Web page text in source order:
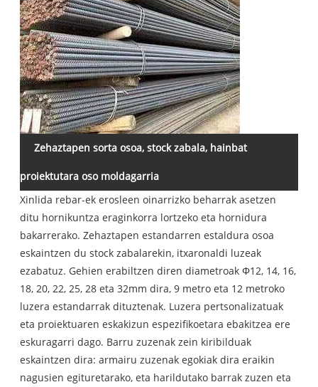
Zehaztapen sorta osoa, stock zabala, hainbat
proiektutara oso moldagarria
Xinlida rebar-ek erosleen oinarrizko beharrak asetzen
ditu hornikuntza eraginkorra lortzeko eta hornidura
bakarrerako. Zehaztapen estandarren estaldura osoa
eskaintzen du stock zabalarekin, itxaronaldi luzeak
ezabatuz. Gehien erabiltzen diren diametroak Φ12, 14, 16,
18, 20, 22, 25, 28 eta 32mm dira, 9 metro eta 12 metroko
luzera estandarrak dituztenak. Luzera pertsonalizatuak
eta proiektuaren eskakizun espezifikoetara ebakitzea ere
eskuragarri dago. Barru zuzenak zein kiribilduak
eskaintzen dira: armairu zuzenak egokiak dira eraikin
nagusien egituretarako, eta harildutako barrak zuzen eta